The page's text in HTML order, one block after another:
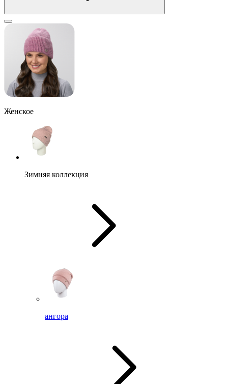
Женское
Зимняя коллекция
ангора